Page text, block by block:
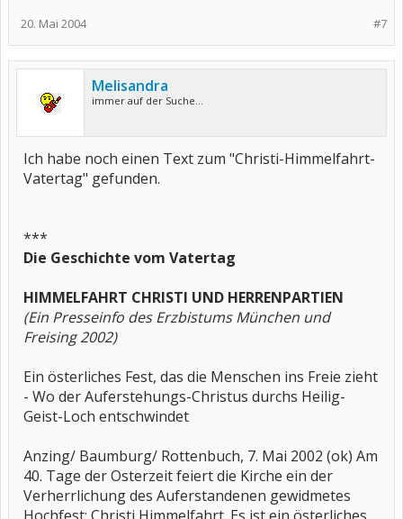
#7
20. Mai 2004
Melisandra
immer auf der Suche...
Ich habe noch einen Text zum "Christi-Himmelfahrt-
Vatertag" gefunden.
***
Die Geschichte vom Vatertag
HIMMELFAHRT CHRISTI UND HERRENPARTIEN
(Ein Presseinfo des Erzbistums München und
Freising 2002)
Ein österliches Fest, das die Menschen ins Freie zieht
- Wo der Auferstehungs-Christus durchs Heilig-
Geist-Loch entschwindet
Anzing/ Baumburg/ Rottenbuch, 7. Mai 2002 (ok) Am
40. Tage der Osterzeit feiert die Kirche ein der
Verherrlichung des Auferstandenen gewidmetes